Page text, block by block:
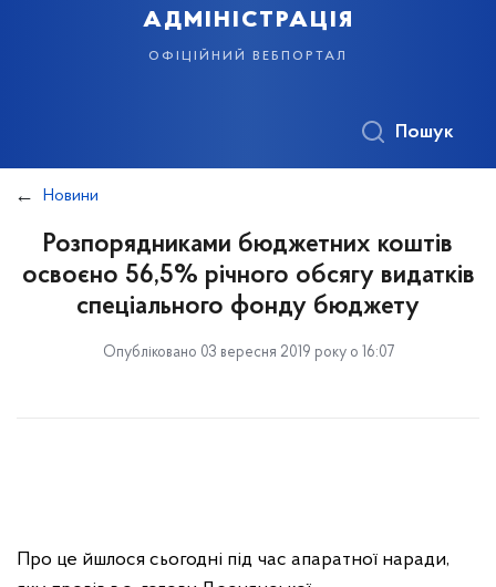
адміністрація
офіційний вебпортал
Пошук
Новини
Розпорядниками бюджетних коштів
освоєно 56,5% річного обсягу видатків
спеціального фонду бюджету
Опубліковано 03 вересня 2019 року о 16:07
Про це йшлося сьогодні під час апаратної наради,